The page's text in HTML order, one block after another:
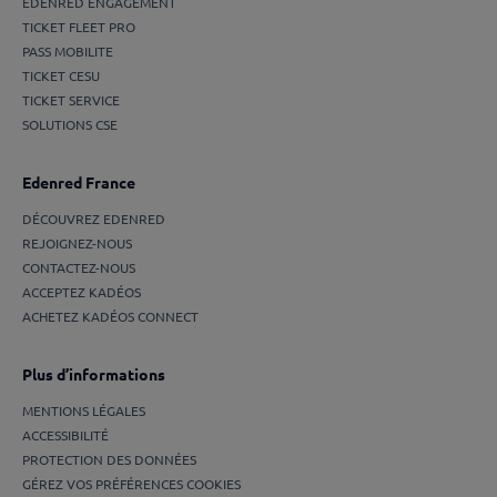
TICKET FLEET PRO
PASS MOBILITE
TICKET CESU
TICKET SERVICE
SOLUTIONS CSE
Edenred France
DÉCOUVREZ EDENRED
REJOIGNEZ-NOUS
CONTACTEZ-NOUS
ACCEPTEZ KADÉOS
ACHETEZ KADÉOS CONNECT
Plus d’informations
MENTIONS LÉGALES
ACCESSIBILITÉ
PROTECTION DES DONNÉES
GÉREZ VOS PRÉFÉRENCES COOKIES